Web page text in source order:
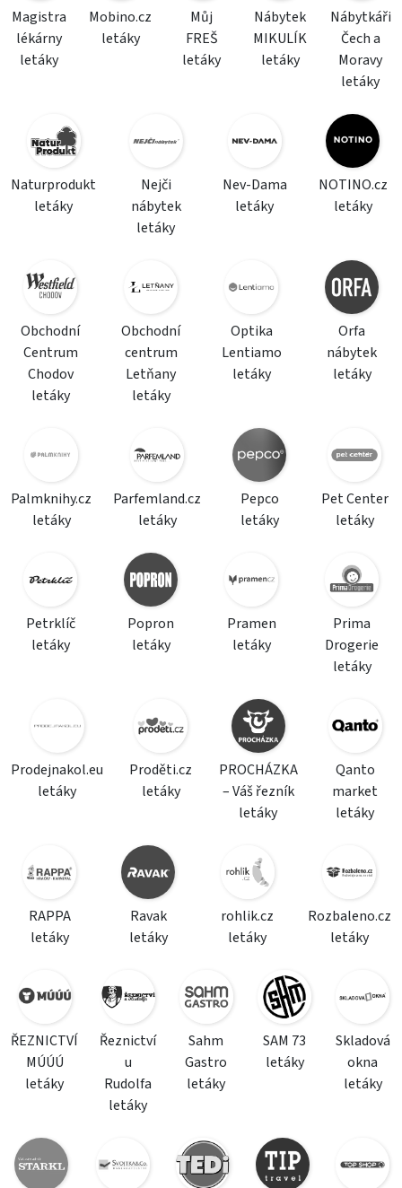
Magistra
lékárny
letáky
Mobino.cz
letáky
Můj
FREŠ
letáky
Nábytek
MIKULÍK
letáky
Nábytkáři
Čech a
Moravy
letáky
Naturprodukt
letáky
Nejči
nábytek
letáky
Nev-Dama
letáky
NOTINO.cz
letáky
Obchodní
Centrum
Chodov
letáky
Obchodní
centrum
Letňany
letáky
Optika
Lentiamo
letáky
Orfa
nábytek
letáky
Palmknihy.cz
letáky
Parfemland.cz
letáky
Pepco
letáky
Pet Center
letáky
Petrklíč
letáky
Popron
letáky
Pramen
letáky
Prima
Drogerie
letáky
Prodejnakol.eu
letáky
Proděti.cz
letáky
PROCHÁZKA
– Váš řezník
letáky
Qanto
market
letáky
RAPPA
letáky
Ravak
letáky
rohlik.cz
letáky
Rozbaleno.cz
letáky
ŘEZNICTVÍ
MÚÚÚ
letáky
Řeznictví
u
Rudolfa
letáky
Sahm
Gastro
letáky
SAM 73
letáky
Skladová
okna
letáky